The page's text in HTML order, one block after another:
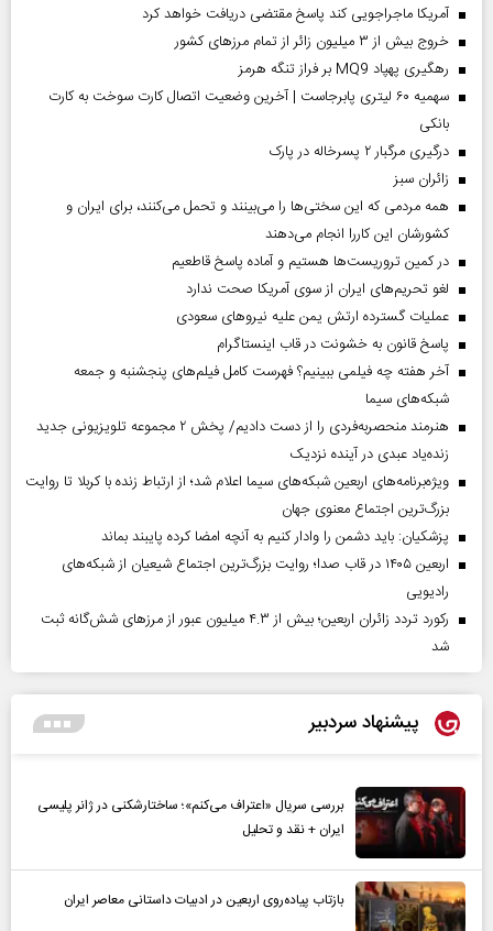
آمریکا ماجراجویی کند پاسخ مقتضی دریافت خواهد کرد
خروج بیش از ۳ میلیون زائر از تمام مرز‌های کشور
رهگیری پهپاد MQ9 بر فراز تنگه هرمز
سهمیه ۶۰ لیتری پابرجاست | آخرین وضعیت اتصال کارت سوخت به کارت
بانکی
درگیری مرگبار ۲ پسرخاله در پارک
‌زائران سبز
همه مردمی که این سختی‌ها را می‌بینند و تحمل می‌کنند، برای ایران و
کشورشان این کاررا انجام می‌دهند
در کمین تروریست‌ها هستیم و آماده پاسخ قاطعیم
لغو تحریم‌های ایران از سوی آمریکا صحت ندارد
عملیات گسترده ارتش یمن علیه نیروهای سعودی
پاسخ قانون به خشونت در قاب اینستاگرام
آخر هفته چه فیلمی ببینیم؟ فهرست کامل فیلم‌های پنجشنبه و جمعه
شبکه‌های سیما
هنرمند منحصر‌به‌فردی را از دست دادیم/ پخش ۲ مجموعه تلویزیونی جدید
زنده‌یاد عبدی در آینده نزدیک
ویژه‌برنامه‌های اربعین شبکه‌های سیما اعلام شد؛ از ارتباط زنده با کربلا تا روایت
بزرگ‌ترین اجتماع معنوی جهان
پزشکیان: باید دشمن را وادار کنیم به آنچه امضا کرده پایبند بماند
اربعین ۱۴۰۵ در قاب صدا؛ روایت بزرگ‌ترین اجتماع شیعیان از شبکه‌های
رادیویی
رکورد تردد زائران اربعین؛ بیش از ۴.۳ میلیون عبور از مرزهای شش‌گانه ثبت
شد
پیشنهاد سردبیر
بررسی سریال «اعتراف می‌کنم»؛ ساختارشکنی در ژانر پلیسی
ایران + نقد و تحلیل
بازتاب پیاده‌روی اربعین در ادبیات داستانی معاصر ایران